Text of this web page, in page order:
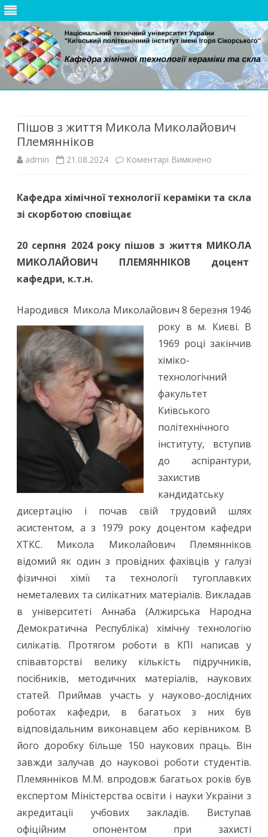
Пішов з життя Микола Миколайович
Племянніков
admin 21.08.2024 Коментарі Вимкнено
Микола
Миколайович
Кафедра хімічної технології кераміки та скла
зі скорботою сповіщає
20 серпня 2024 року пішов з життя МИКОЛА
МИКОЛАЙОВИЧ ПЛЕМЯННІКОВ доцент
кафедри, к.т.н.
Народився Микола Миколайович 8 березня 1946
року в м. Києві. В
1969 році закінчив
хіміко-
технологічний
факультет
Київського
політехнічного
інституту, вступив
до аспірантури,
захистив
кандидатську
дисертацію і почав свій трудовий шлях
асистентом, а з 1979 року доцентом кафедри
ХТКС. Микола Миколайович Племянніков
відомий як один з провідних фахівців у галузі
фізичної хімії та технології тугоплавких
неметалевих та силікатних матеріалів. Викладав
в університеті Аннаба (Алжирська Народна
Демократична Республіка) хімічну технологію
силікатів. Протягом роботи в КПІ написав у
співавторстві велику кількість підручників,
посібників, методичних матеріалів, наукових
статей. Приймав участь у науково-дослідних
роботах кафедри, в багатьох з них був
відповідальним виконавцем або керівником. В
його доробку більше 150 наукових праць. Він
завжди залучав до наукової роботи студентів.
Племянніков М.М. впродовж багатьох років був
експертом Міністерства освіти і науки України з
акредитації учбових закладів. Виступав
офіційним опонентом при захисті